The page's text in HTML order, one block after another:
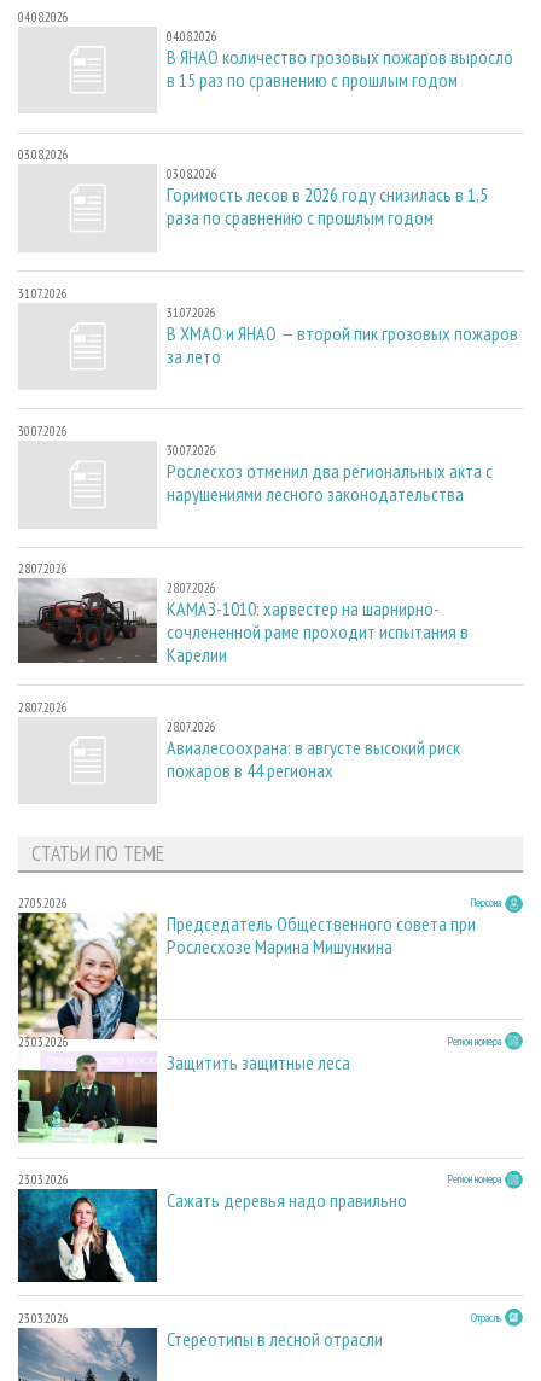
04.08.2026
04.08.2026
В ЯНАО количество грозовых пожаров выросло
в 15 раз по сравнению с прошлым годом
03.08.2026
03.08.2026
Горимость лесов в 2026 году снизилась в 1,5
раза по сравнению с прошлым годом
31.07.2026
31.07.2026
В ХМАО и ЯНАО — второй пик грозовых пожаров
за лето
30.07.2026
30.07.2026
Рослесхоз отменил два региональных акта с
нарушениями лесного законодательства
28.07.2026
28.07.2026
КАМАЗ-1010: харвестер на шарнирно-
сочлененной раме проходит испытания в
Карелии
28.07.2026
28.07.2026
Авиалесоохрана: в августе высокий риск
пожаров в 44 регионах
СТАТЬИ ПО ТЕМЕ
27.05.2026 Персона
Председатель Общественного совета при
Рослесхозе Марина Мишункина
23.03.2026 Регион номера
Защитить защитные леса
23.03.2026 Регион номера
Сажать деревья надо правильно
23.03.2026 Отрасль
Стереотипы в лесной отрасли